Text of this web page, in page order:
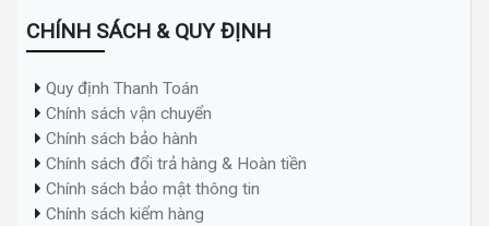
CHÍNH SÁCH & QUY ĐỊNH
Quy định Thanh Toán
Chính sách vận chuyển
Chính sách bảo hành
Chính sách đổi trả hàng & Hoàn tiền
Chính sách bảo mật thông tin
Chính sách kiểm hàng